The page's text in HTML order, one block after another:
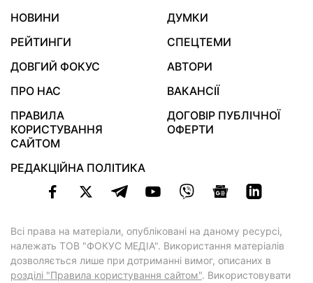
НОВИНИ
ДУМКИ
РЕЙТИНГИ
СПЕЦТЕМИ
ДОВГИЙ ФОКУС
АВТОРИ
ПРО НАС
ВАКАНСІЇ
ПРАВИЛА
КОРИСТУВАННЯ
САЙТОМ
ДОГОВІР ПУБЛІЧНОЇ
ОФЕРТИ
РЕДАКЦІЙНА ПОЛІТИКА
Всі права на матеріали, опубліковані на даному ресурсі,
належать ТОВ "ФОКУС МЕДІА". Використання матеріалів
дозволяється лише при дотриманні вимог, описаних в
розділі "Правила користування сайтом". Використовувати